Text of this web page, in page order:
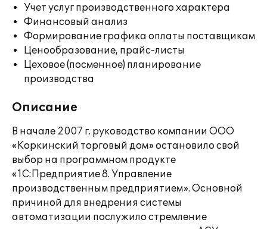
Учет услуг производственного характера
Финансовый анализ
Формирование графика оплаты поставщикам
Ценообразование, прайс-листы
Цеховое (посменное) планирование
производства
Описание
В начале 2007 г. руководство компании ООО
«Коркинский торговый дом» остановило свой
выбор на программном продукте
«1С:Предприятие 8. Управление
производственным предприятием». Основной
причиной для внедрения системы
автоматизации послужило стремление